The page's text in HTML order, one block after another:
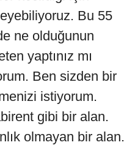
Bu 55
ne olduğunun
yaptınız mı
Ben sizden bir
istiyorum.
gibi bir alan.
olmayan bir alan.